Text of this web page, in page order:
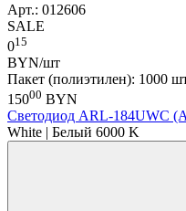
Арт.: 012606
SALE
015
BYN/шт
Пакет (полиэтилен): 1000
15000 BYN
Светодиод ARL-184UWC
White | Белый 6000 K